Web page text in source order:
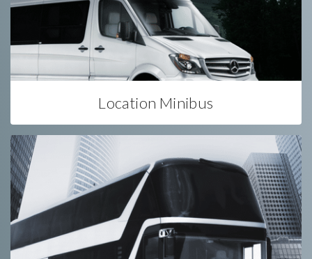
Location Minibus